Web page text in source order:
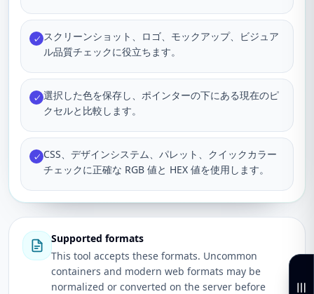
✓ スクリーンショット、ロゴ、モックアップ、ビジュア
ル品質チェックに役立ちます。
✓ 選択した色を保存し、ポインターの下にある現在のピ
クセルと比較します。
✓ CSS、デザインシステム、パレット、クイックカラー
チェックに正確な RGB 値と HEX 値を使用します。
Supported formats
This tool accepts these formats. Uncommon
containers and modern web formats may be
normalized or converted on the server before